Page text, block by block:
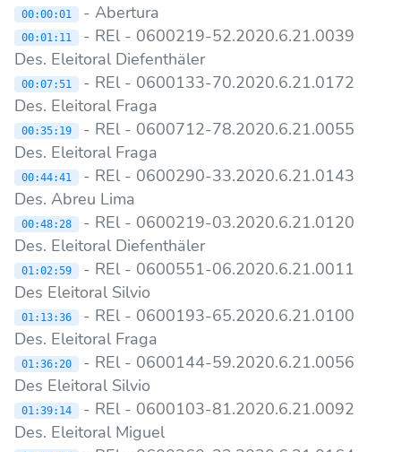
00:00:01 - Abertura
00:01:11
- REl - 0600219-52.2020.6.21.0039
Des. Eleitoral Diefenthäler
00:07:51
- REl - 0600133-70.2020.6.21.0172
Des. Eleitoral Fraga
00:35:19
- REl - 0600712-78.2020.6.21.0055
Des. Eleitoral Fraga
00:44:41
- REl - 0600290-33.2020.6.21.0143
Des. Abreu Lima
00:48:28
- REl - 0600219-03.2020.6.21.0120
Des. Eleitoral Diefenthäler
01:02:59
- REl - 0600551-06.2020.6.21.0011
Des Eleitoral Silvio
01:13:36
- REl - 0600193-65.2020.6.21.0100
Des. Eleitoral Fraga
01:36:20
- REl - 0600144-59.2020.6.21.0056
Des Eleitoral Silvio
01:39:14
- REl - 0600103-81.2020.6.21.0092
Des. Eleitoral Miguel